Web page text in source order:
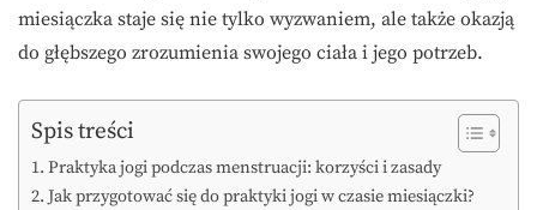
miesiączka staje się nie tylko wyzwaniem, ale także okazją
do głębszego zrozumienia swojego ciała i jego potrzeb.
Spis treści
Praktyka jogi podczas menstruacji: korzyści i zasady
Jak przygotować się do praktyki jogi w czasie miesiączki?